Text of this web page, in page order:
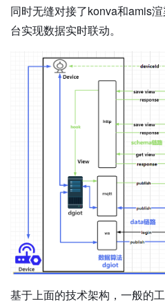
同时无缝对接了konva和amis
台实现数据实时联动。
基于上面的技术架构，一般的